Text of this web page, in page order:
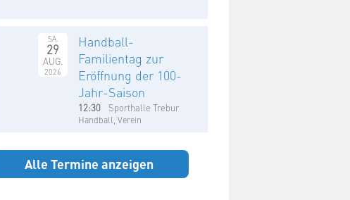
SA.
29
AUG.
2026
Handball-
Familientag zur
Eröffnung der 100-
Jahr-Saison
12:30 Sporthalle Trebur
Handball, Verein
Alle Termine anzeigen